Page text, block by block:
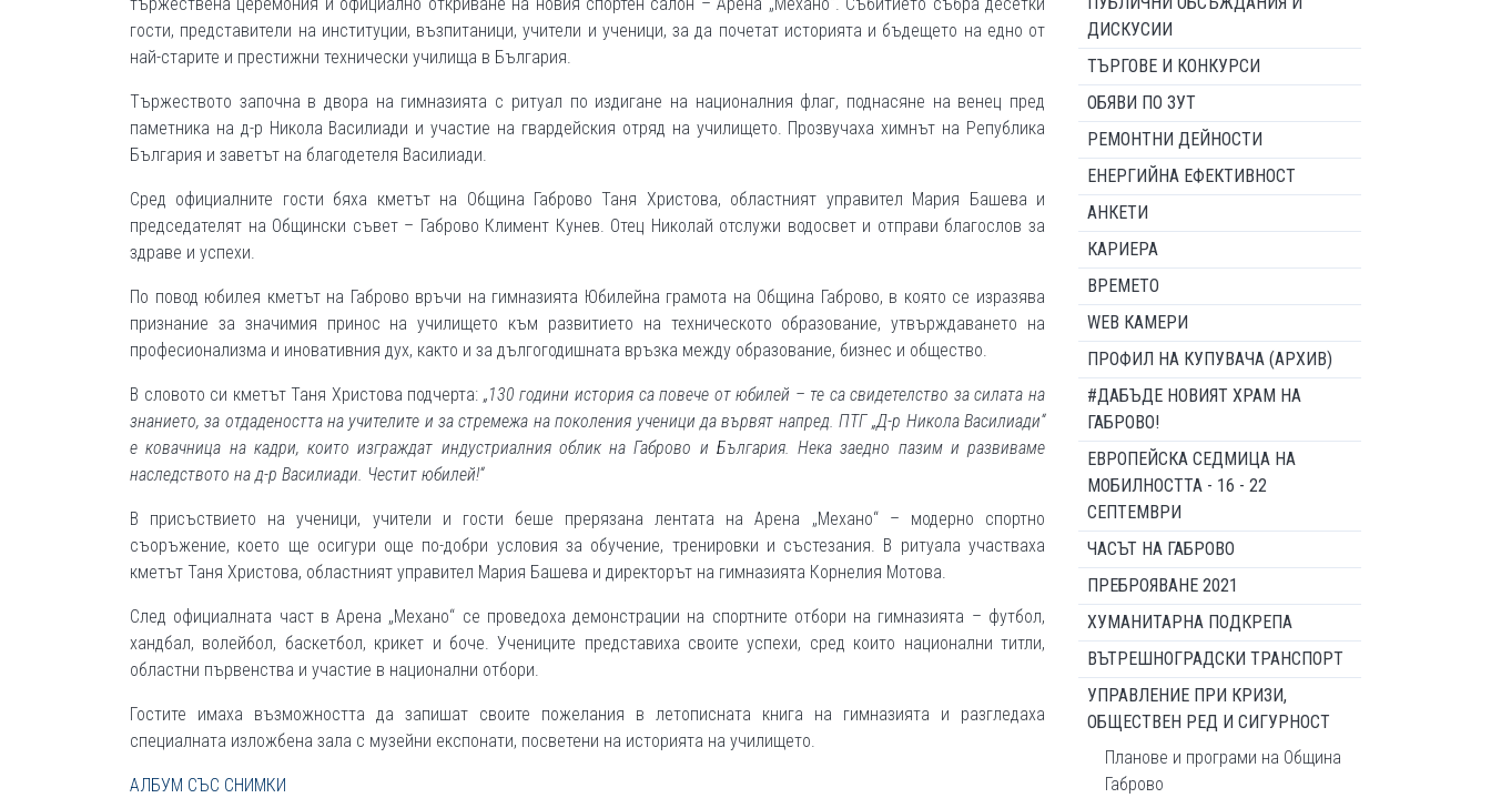
гости, представители на институции, възпитаници, учители и ученици, за да почетат историята и бъдещето на едно от
най-старите и престижни технически училища в България.
Тържеството започна в двора на гимназията с ритуал по издигане на националния флаг, поднасяне на венец пред
паметника на д-р Никола Василиади и участие на гвардейския отряд на училището. Прозвучаха химнът на Република
България и заветът на благодетеля Василиади.
Сред официалните гости бяха кметът на Община Габрово Таня Христова, областният управител Мария Башева и
председателят на Общински съвет – Габрово Климент Кунев. Отец Николай отслужи водосвет и отправи благослов за
здраве и успехи.
По повод юбилея кметът на Габрово връчи на гимназията Юбилейна грамота на Община Габрово, в която се изразява
признание за значимия принос на училището към развитието на техническото образование, утвърждаването на
професионализма и иновативния дух, както и за дългогодишната връзка между образование, бизнес и общество.
В словото си кметът Таня Христова подчерта: „130 години история са повече от юбилей – те са свидетелство за силата на
знанието, за отдадеността на учителите и за стремежа на поколения ученици да вървят напред. ПТГ „Д-р Никола Василиади“
е ковачница на кадри, които изграждат индустриалния облик на Габрово и България. Нека заедно пазим и развиваме
наследството на д-р Василиади. Честит юбилей!“
В присъствието на ученици, учители и гости беше прерязана лентата на Арена „Механо“ – модерно спортно
съоръжение, което ще осигури още по-добри условия за обучение, тренировки и състезания. В ритуала участваха
кметът Таня Христова, областният управител Мария Башева и директорът на гимназията Корнелия Мотова.
След официалната част в Арена „Механо“ се проведоха демонстрации на спортните отбори на гимназията – футбол,
хандбал, волейбол, баскетбол, крикет и боче. Учениците представиха своите успехи, сред които национални титли,
областни първенства и участие в национални отбори.
Гостите имаха възможността да запишат своите пожелания в летописната книга на гимназията и разгледаха
специалната изложбена зала с музейни експонати, посветени на историята на училището.
АЛБУМ СЪС СНИМКИ
ДИСКУСИИ
ТЪРГОВЕ И КОНКУРСИ
ОБЯВИ ПО ЗУТ
РЕМОНТНИ ДЕЙНОСТИ
ЕНЕРГИЙНА ЕФЕКТИВНОСТ
АНКЕТИ
КАРИЕРА
ВРЕМЕТО
WEB КАМЕРИ
ПРОФИЛ НА КУПУВАЧА (АРХИВ)
#ДАБЪДЕ НОВИЯТ ХРАМ НА
ГАБРОВО!
ЕВРОПЕЙСКА СЕДМИЦА НА
МОБИЛНОСТТА - 16 - 22
СЕПТЕМВРИ
ЧАСЪТ НА ГАБРОВО
ПРЕБРОЯВАНЕ 2021
ХУМАНИТАРНА ПОДКРЕПА
ВЪТРЕШНОГРАДСКИ ТРАНСПОРТ
УПРАВЛЕНИЕ ПРИ КРИЗИ,
ОБЩЕСТВЕН РЕД И СИГУРНОСТ
Планове и програми на Община
Габрово